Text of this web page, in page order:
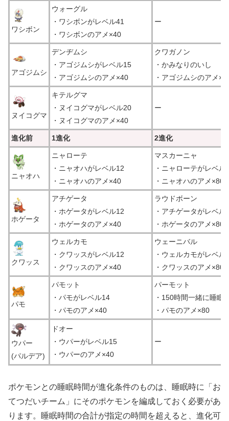
ワシボン
ウォーグル
・ワシボンがレベル41
・ワシボンのアメ×40
ー
アゴジムシ
デンヂムシ
・アゴジムシがレベル15
・アゴジムシのアメ×40
クワガノン
・かみなりのいし
・アゴジムシのアメ
ヌイコグマ
キテルグマ
・ヌイコグマがレベル20
・ヌイコグマのアメ×40
ー
進化前 1進化 2進化
ニャオハ
ニャローテ
・ニャオハがレベル12
・ニャオハのアメ×40
マスカーニャ
・ニャローテがレベル
・ニャオハのアメ×80
ホゲータ
アチゲータ
・ホゲータがレベル12
・ホゲータのアメ×40
ラウドボーン
・アチゲータがレベル
・ホゲータのアメ×80
クワッス
ウェルカモ
・クワッスがレベル12
・クワッスのアメ×40
ウェーニバル
・ウェルカモがレベル
・クワッスのアメ×80
パモ
パモット
・パモがレベル14
・パモのアメ×40
パーモット
・150時間一緒に睡眠
・パモのアメ×80
ウパー
(パルデア)
ドオー
・ウパーがレベル15
・ウパーのアメ×40
ー
ポケモンとの睡眠時間が進化条件のものは、睡眠時に「お
てつだいチーム」にそのポケモンを編成しておく必要があ
ります。睡眠時間の合計が指定の時間を超えると、進化可